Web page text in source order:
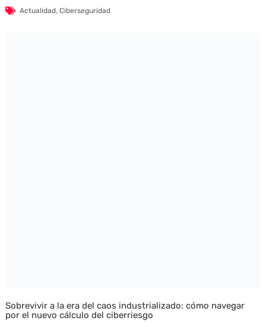
Actualidad, Ciberseguridad
Sobrevivir a la era del caos industrializado: cómo navegar
por el nuevo cálculo del ciberriesgo